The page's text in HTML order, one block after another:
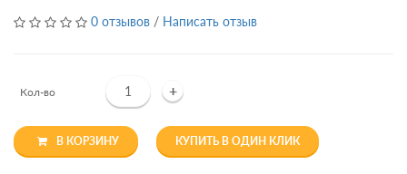
0 отзывов / Написать отзыв
Кол-во +
В КОРЗИНУ КУПИТЬ В ОДИН КЛИК